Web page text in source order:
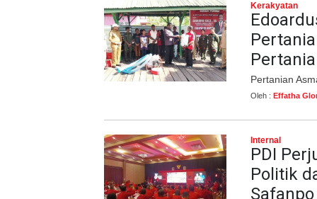
Kerakyatan
Pertanian
Oleh : Effatha
Internal
PDI
Politik